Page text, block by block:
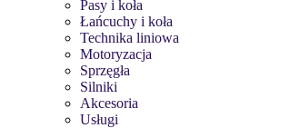
Pasy i koła
Łańcuchy i koła
Technika liniowa
Motoryzacja
Sprzęgła
Silniki
Akcesoria
Usługi